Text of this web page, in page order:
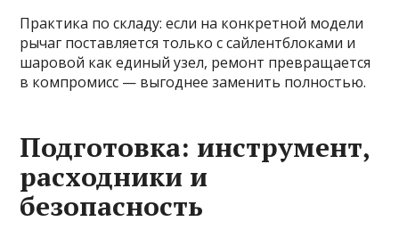
Практика по складу: если на конкретной модели
рычаг поставляется только с сайлентблоками и
шаровой как единый узел, ремонт превращается
в компромисс — выгоднее заменить полностью.
Подготовка: инструмент,
расходники и
безопасность